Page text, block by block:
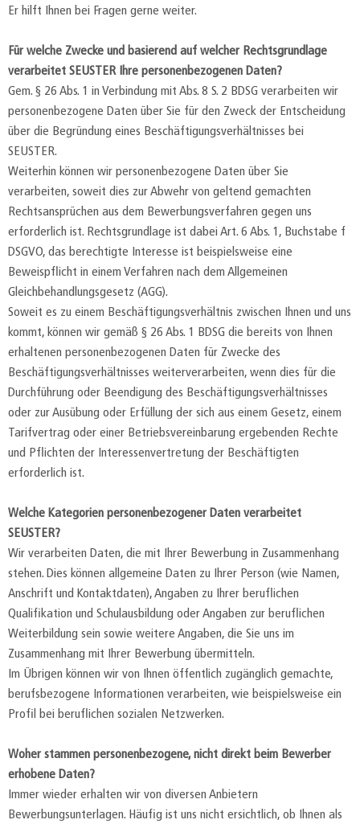
Er hilft Ihnen bei Fragen gerne weiter.
Für welche Zwecke und basierend auf welcher Rechtsgrundlage
verarbeitet SEUSTER Ihre personenbezogenen Daten?
Gem. § 26 Abs. 1 in Verbindung mit Abs. 8 S. 2 BDSG verarbeiten wir
personenbezogene Daten über Sie für den Zweck der Entscheidung
über die Begründung eines Beschäftigungsverhältnisses bei
SEUSTER.
Weiterhin können wir personenbezogene Daten über Sie
verarbeiten, soweit dies zur Abwehr von geltend gemachten
Rechtsansprüchen aus dem Bewerbungsverfahren gegen uns
erforderlich ist. Rechtsgrundlage ist dabei Art. 6 Abs. 1, Buchstabe f
DSGVO, das berechtigte Interesse ist beispielsweise eine
Beweispflicht in einem Verfahren nach dem Allgemeinen
Gleichbehandlungsgesetz (AGG).
Soweit es zu einem Beschäftigungsverhältnis zwischen Ihnen und uns
kommt, können wir gemäß § 26 Abs. 1 BDSG die bereits von Ihnen
erhaltenen personenbezogenen Daten für Zwecke des
Beschäftigungsverhältnisses weiterverarbeiten, wenn dies für die
Durchführung oder Beendigung des Beschäftigungsverhältnisses
oder zur Ausübung oder Erfüllung der sich aus einem Gesetz, einem
Tarifvertrag oder einer Betriebsvereinbarung ergebenden Rechte
und Pflichten der Interessenvertretung der Beschäftigten
erforderlich ist.
Welche Kategorien personenbezogener Daten verarbeitet
SEUSTER?
Wir verarbeiten Daten, die mit Ihrer Bewerbung in Zusammenhang
stehen. Dies können allgemeine Daten zu Ihrer Person (wie Namen,
Anschrift und Kontaktdaten), Angaben zu Ihrer beruflichen
Qualifikation und Schulausbildung oder Angaben zur beruflichen
Weiterbildung sein sowie weitere Angaben, die Sie uns im
Zusammenhang mit Ihrer Bewerbung übermitteln.
Im Übrigen können wir von Ihnen öffentlich zugänglich gemachte,
berufsbezogene Informationen verarbeiten, wie beispielsweise ein
Profil bei beruflichen sozialen Netzwerken.
Woher stammen personenbezogene, nicht direkt beim Bewerber
erhobene Daten?
Immer wieder erhalten wir von diversen Anbietern
Bewerbungsunterlagen. Häufig ist uns nicht ersichtlich, ob Ihnen als